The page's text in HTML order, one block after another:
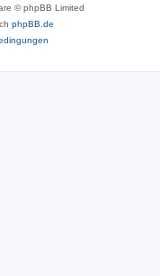
© phpBB Limited
phpBB.de